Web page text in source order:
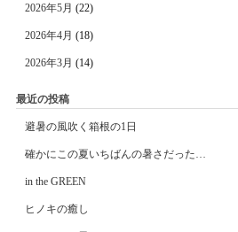
2026年5月 (22)
2026年4月 (18)
2026年3月 (14)
最近の投稿
避暑の風吹く箱根の1日
確かにこの夏いちばんの暑さだった…
in the GREEN
ヒノキの癒し